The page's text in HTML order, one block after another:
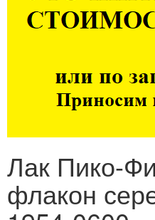
Лак Пико-
флакон